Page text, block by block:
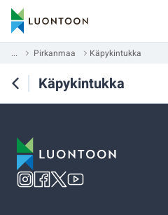
... Pirkanmaa Käpykintukka
Käpykintukka